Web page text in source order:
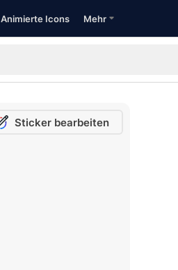
Animierte Icons Mehr
Sticker bearbeiten